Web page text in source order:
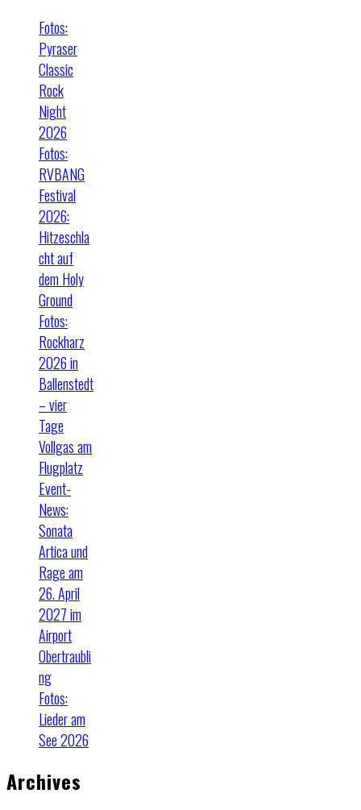
Fotos:
Pyraser
Classic
Rock
Night
2026
Fotos:
RVBANG
Festival
2026:
Hitzeschla
cht auf
dem Holy
Ground
Fotos:
Rockharz
2026 in
Ballenstedt
– vier
Tage
Vollgas am
Flugplatz
Event-
News:
Sonata
Artica und
Rage am
26. April
2027 im
Airport
Obertraubli
ng
Fotos:
Lieder am
See 2026
Archives